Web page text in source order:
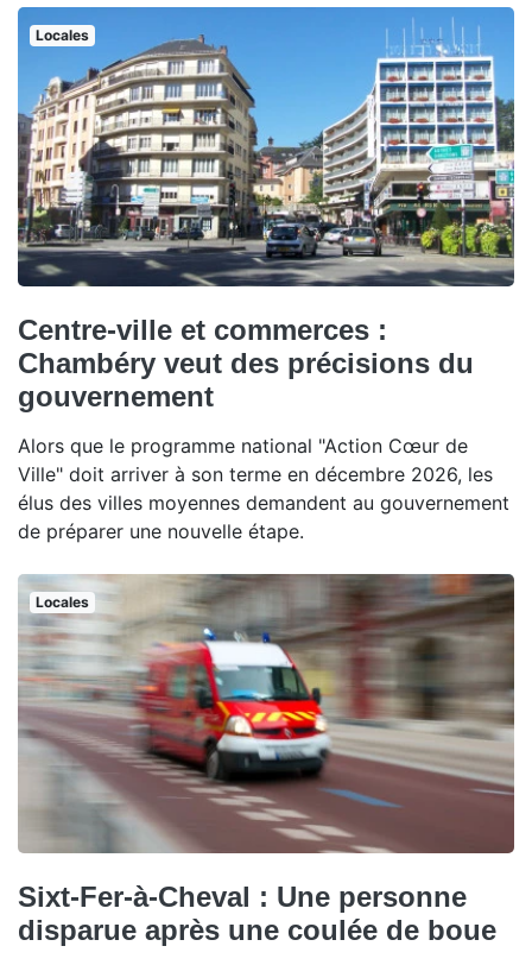
Locales
Centre-ville et commerces :
Chambéry veut des précisions du
gouvernement
Alors que le programme national "Action Cœur de
Ville" doit arriver à son terme en décembre 2026, les
élus des villes moyennes demandent au gouvernement
de préparer une nouvelle étape.
Locales
Sixt-Fer-à-Cheval : Une personne
disparue après une coulée de boue